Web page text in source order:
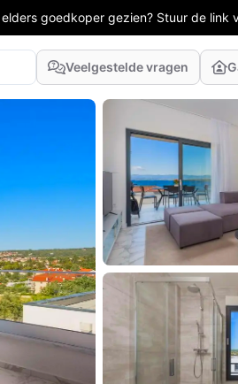
goedkoper gezien? Stuur de
Veelgestelde vragen